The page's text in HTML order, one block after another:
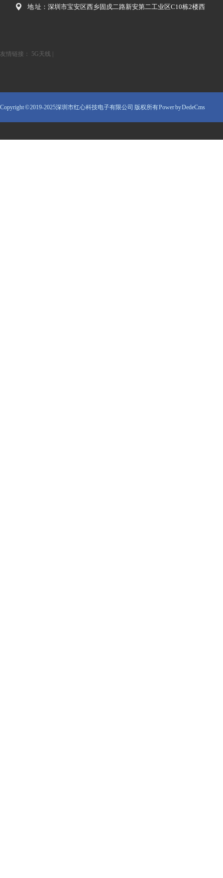
地 址：深圳市宝安区西乡固戍二路新安第二工业区C10栋2楼西
友情链接： 5G天线
Copyright © 2019-2025深圳市红心科技电子有限公司 版权所有Power by DedeCms